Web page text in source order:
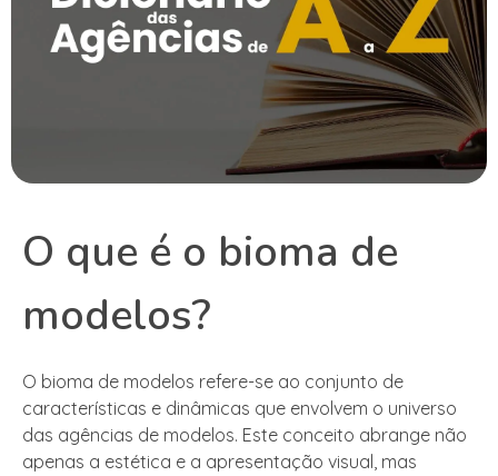
O que é o bioma de
modelos?
O bioma de modelos refere-se ao conjunto de
características e dinâmicas que envolvem o universo
das agências de modelos. Este conceito abrange não
apenas a estética e a apresentação visual, mas